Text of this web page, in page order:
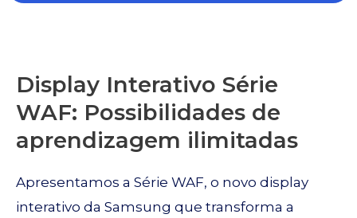
Display Interativo Série
WAF: Possibilidades de
aprendizagem ilimitadas
Apresentamos a Série WAF, o novo display
interativo da Samsung que transforma a